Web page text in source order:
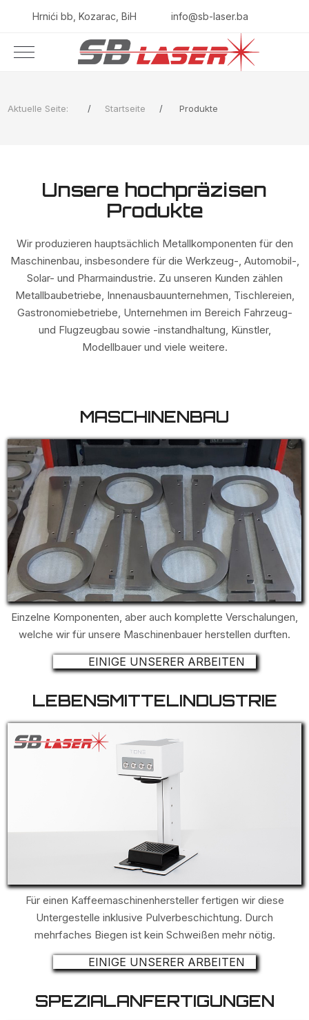
Hrnići bb, Kozarac, BiH info@sb-laser.ba
Aktuelle Seite: Startseite Produkte
Unsere hochpräzisen
Produkte
Wir produzieren hauptsächlich Metallkomponenten für den
Maschinenbau, insbesondere für die Werkzeug-, Automobil-,
Solar- und Pharmaindustrie. Zu unseren Kunden zählen
Metallbaubetriebe, Innenausbauunternehmen, Tischlereien,
Gastronomiebetriebe, Unternehmen im Bereich Fahrzeug-
und Flugzeugbau sowie -instandhaltung, Künstler,
Modellbauer und viele weitere.
MASCHINENBAU
Einzelne Komponenten, aber auch komplette Verschalungen,
welche wir für unsere Maschinenbauer herstellen durften.
EINIGE UNSERER ARBEITEN
LEBENSMITTELINDUSTRIE
Für einen Kaffeemaschinenhersteller fertigen wir diese
Untergestelle inklusive Pulverbeschichtung. Durch
mehrfaches Biegen ist kein Schweißen mehr nötig.
EINIGE UNSERER ARBEITEN
SPEZIALANFERTIGUNGEN